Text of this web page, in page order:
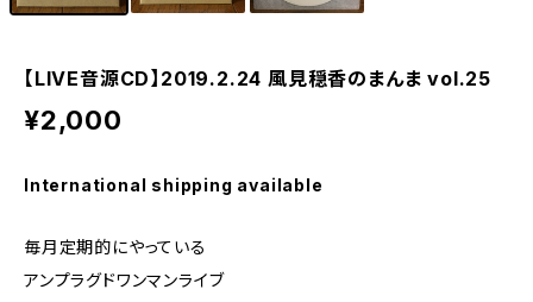
【LIVE音源CD】2019.2.24 風見穏香のまんま vol.25
¥2,000
International shipping available
毎月定期的にやっている
アンプラグドワンマンライブ